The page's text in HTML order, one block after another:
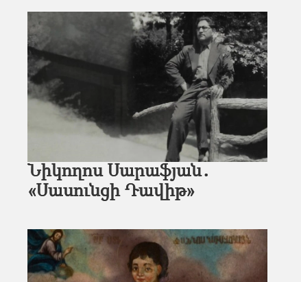
Նիկողոս Սարաֆյան․
«Սասունցի Դավիթ»